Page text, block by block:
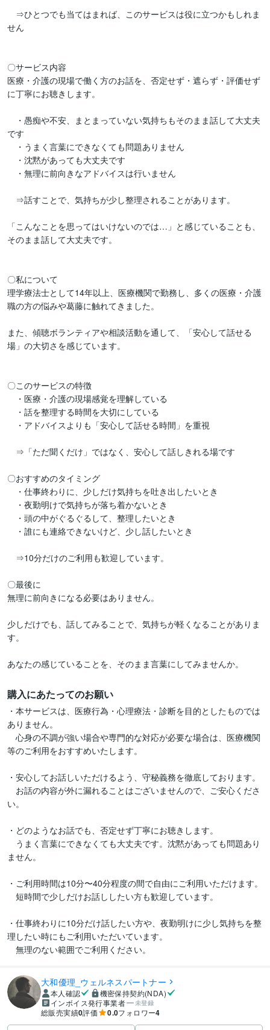
⇒ひとつでも当てはまれば、このサービスは役に立つかもしれま
せん
〇サービス内容
医療・介護の現場で働く方のお話を、否定せず・遮らず・評価せず
に丁寧にお聴きします。
・愚痴や不安、まとまっていない気持ちもそのまま話して大丈夫
です
・うまく言葉にできなくても問題ありません
・沈黙があっても大丈夫です
・無理に前向きなアドバイスは行いません
⇒話すことで、気持ちが少し整理されることがあります。
「こんなことを思ってはいけないのでは…」と感じていることも、
そのまま話して大丈夫です。
〇私について
理学療法士として14年以上、医療機関で勤務し、多くの医療・介護
職の方の悩みや葛藤に触れてきました。
また、傾聴ボランティアや相談活動を通して、「安心して話せる
場」の大切さを感じています。
〇このサービスの特徴
・医療・介護の現場感覚を理解している
・話を整理する時間を大切にしている
・アドバイスよりも「安心して話せる時間」を重視
⇒「ただ聞くだけ」ではなく、安心して話しきれる場です
〇おすすめのタイミング
・仕事終わりに、少しだけ気持ちを吐き出したいとき
・夜勤明けで気持ちが落ち着かないとき
・頭の中がぐるぐるして、整理したいとき
・誰にも連絡できないけど、少し話したいとき
⇒10分だけのご利用も歓迎しています。
〇最後に
無理に前向きになる必要はありません。
少しだけでも、話してみることで、気持ちが軽くなることがありま
す。
あなたの感じていることを、そのまま言葉にしてみませんか。
購入にあたってのお願い
・本サービスは、医療行為・心理療法・診断を目的としたものでは
ありません。
心身の不調が強い場合や専門的な対応が必要な場合は、医療機関
等のご利用をおすすめいたします。
・安心してお話しいただけるよう、守秘義務を徹底しております。
お話の内容が外に漏れることはございませんので、ご安心くださ
い。
・どのようなお話でも、否定せず丁寧にお聴きします。
うまく言葉にできなくても大丈夫です。沈黙があっても問題あり
ません。
・ご利用時間は10分〜40分程度の間で自由にご利用いただけます。
短時間で少しだけお話ししたい方も歓迎しています。
・仕事終わりに10分だけ話したい方や、夜勤明けに少し気持ちを整
理したい時にもご利用いただいています。
無理のない範囲でご利用ください。
大和優理_ウェルネスパートナー
本人確認
機密保持契約(NDA)
インボイス発行事業者
未登録
総販売実績0評価 0.0フォロワー4